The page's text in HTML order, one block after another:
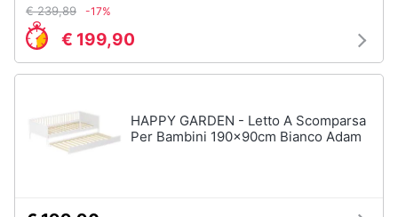
Sveglia
Orologi
da
parete
€ 239,89 -17%
€ 199,90
HAPPY GARDEN - Letto A Scomparsa
Per Bambini 190x90cm Bianco Adam